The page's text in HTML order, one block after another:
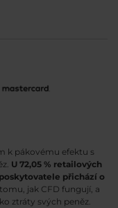
k pákovému efektu s
U 72,05 % retailových
přichází o
jak CFD fungují, a
ztráty svých peněz.